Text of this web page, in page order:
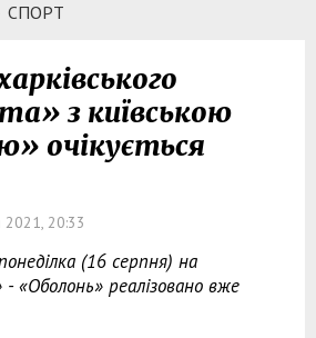
СПОРТ
з київською
очікується
2021, 20:33
(16 серпня) на
«Оболонь» реалізовано вже